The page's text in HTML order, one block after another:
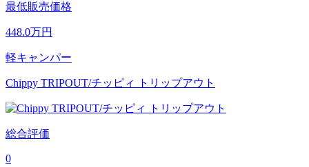
最低販売価格
448.0万円
軽キャンパー
Chippy TRIPOUT/チッピィ トリップアウト
総合評価
0